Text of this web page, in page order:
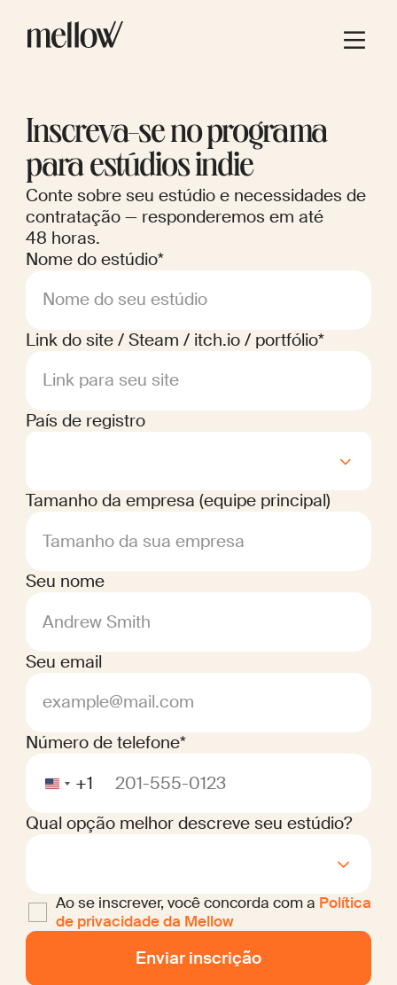
Inscreva-se no programa
para estúdios indie
Conte sobre seu estúdio e necessidades de
contratação — responderemos em até
48 horas.
Nome do estúdio*
Nome do seu estúdio
Link do site / Steam / itch.io / portfólio*
Link para seu site
País de registro
Tamanho da empresa (equipe principal)
Tamanho da sua empresa
Seu nome
Andrew Smith
Seu email
example@mail.com
Número de telefone*
+1
Qual opção melhor descreve seu estúdio?
Ao se inscrever, você concorda com a Política
de privacidade da Mellow